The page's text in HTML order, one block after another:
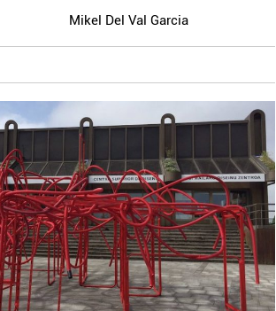
Mikel Del Val Garcia